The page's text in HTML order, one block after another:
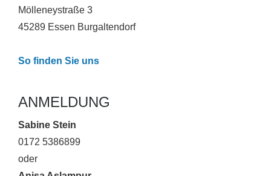
Mölleneystraße 3
45289 Essen Burgaltendorf
So finden Sie uns
ANMELDUNG
Sabine Stein
0172 5386899
oder